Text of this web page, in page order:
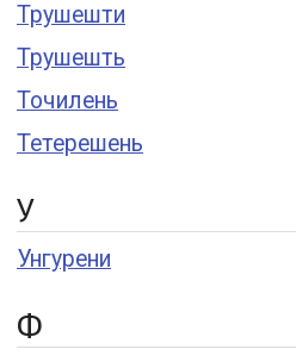
Трушешти
Трушешть
Точилень
Тетерешень
У
Унгурени
Ф